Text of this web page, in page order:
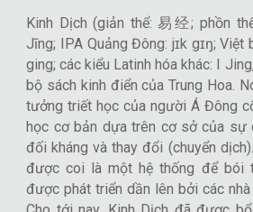
Kinh Dịch (giản thể: 易经; phồn
Jīng; IPA Quảng Đông: jɪk gɪŋ; Việt
ging; các kiểu Latinh hóa khác: I
bộ sách kinh điển của Trung Hoa.
tưởng triết học của người Á Đông
học cơ bản dựa trên cơ sở của sự
đối kháng và thay đổi (chuyển
được coi là một hệ thống để bói
được phát triển dần lên bởi các nhà